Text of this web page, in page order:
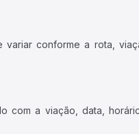
conforme a rota,
com a viação, data,